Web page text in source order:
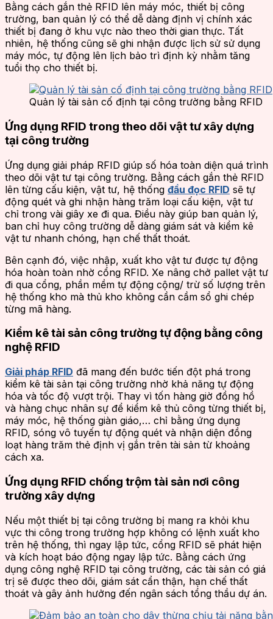
Bằng cách gắn thẻ RFID lên máy móc, thiết bị công
trường, ban quản lý có thể dễ dàng định vị chính xác
thiết bị đang ở khu vực nào theo thời gian thực. Tất
nhiên, hệ thống cũng sẽ ghi nhận được lịch sử sử dụng
máy móc, tự động lên lịch bảo trì định kỳ nhằm tăng
tuổi thọ cho thiết bị.
Quản lý tài sản cố định tại công trường bằng RFID
Ứng dụng RFID trong theo dõi vật tư xây dựng
tại công trường
Ứng dụng giải pháp RFID giúp số hóa toàn diện quá trình
theo dõi vật tư tại công trường. Bằng cách gắn thẻ RFID
lên từng cấu kiện, vật tư, hệ thống đầu đọc RFID sẽ tự
động quét và ghi nhận hàng trăm loại cấu kiện, vật tư
chỉ trong vài giây xe đi qua. Điều này giúp ban quản lý,
ban chỉ huy công trường dễ dàng giám sát và kiểm kê
vật tư nhanh chóng, hạn chế thất thoát.
Bên cạnh đó, việc nhập, xuất kho vật tư được tự động
hóa hoàn toàn nhờ cổng RFID. Xe nâng chở pallet vật tư
đi qua cổng, phần mềm tự động cộng/ trừ số lượng trên
hệ thống kho mà thủ kho không cần cầm sổ ghi chép
từng mã hàng.
Kiểm kê tài sản công trường tự động bằng công
nghệ RFID
Giải pháp RFID đã mang đến bước tiến đột phá trong
kiểm kê tài sản tại công trường nhờ khả năng tự động
hóa và tốc độ vượt trội. Thay vì tốn hàng giờ đồng hồ
và hàng chục nhân sự để kiểm kê thủ công từng thiết bị,
máy móc, hệ thống giàn giáo,… chỉ bằng ứng dụng
RFID, sóng vô tuyến tự động quét và nhận diện đồng
loạt hàng trăm thẻ định vị gắn trên tài sản từ khoảng
cách xa.
Ứng dụng RFID chống trộm tài sản nơi công
trường xây dựng
Nếu một thiết bị tại công trường bị mang ra khỏi khu
vực thi công trong trường hợp không có lệnh xuất kho
trên hệ thống, thì ngay lập tức, cổng RFID sẽ phát hiện
và kích hoạt báo động ngay lập tức. Bằng cách ứng
dụng công nghệ RFID tại công trường, các tài sản có giá
trị sẽ được theo dõi, giám sát cẩn thận, hạn chế thất
thoát và gây ảnh hưởng đến ngân sách tổng thầu dự án.